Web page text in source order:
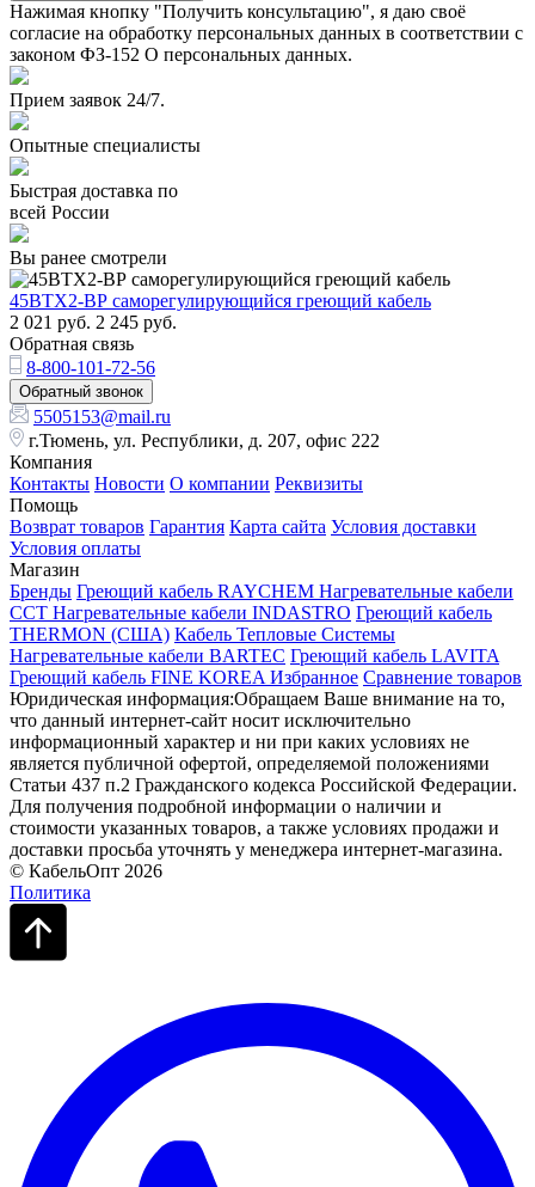
Нажимая кнопку "Получить консультацию", я даю своё
согласие на обработку персональных данных в соответствии с
законом ФЗ-152 О персональных данных.
Прием заявок 24/7.
Опытные специалисты
Быстрая доставка по
всей России
Вы ранее смотрели
45ВТХ2-ВР саморегулирующийся греющий кабель
2 021 руб. 2 245 руб.
Обратная связь
8-800-101-72-56
Обратный звонок
5505153@mail.ru
г.Тюмень, ул. Республики, д. 207, офис 222
Компания
Контакты Новости О компании Реквизиты
Помощь
Возврат товаров Гарантия Карта сайта Условия доставки
Условия оплаты
Магазин
Бренды Греющий кабель RAYCHEM Нагревательные кабели
ССТ Нагревательные кабели INDASTRO Греющий кабель
THERMON (США) Кабель Тепловые Системы
Нагревательные кабели BARTEC Греющий кабель LAVITA
Греющий кабель FINE KOREA Избранное Сравнение товаров
Юридическая информация:Обращаем Ваше внимание на то,
что данный интернет-сайт носит исключительно
информационный характер и ни при каких условиях не
является публичной офертой, определяемой положениями
Статьи 437 п.2 Гражданского кодекса Российской Федерации.
Для получения подробной информации о наличии и
стоимости указанных товаров, а также условиях продажи и
доставки просьба уточнять у менеджера интернет-магазина.
© КабельОпт 2026
Политика